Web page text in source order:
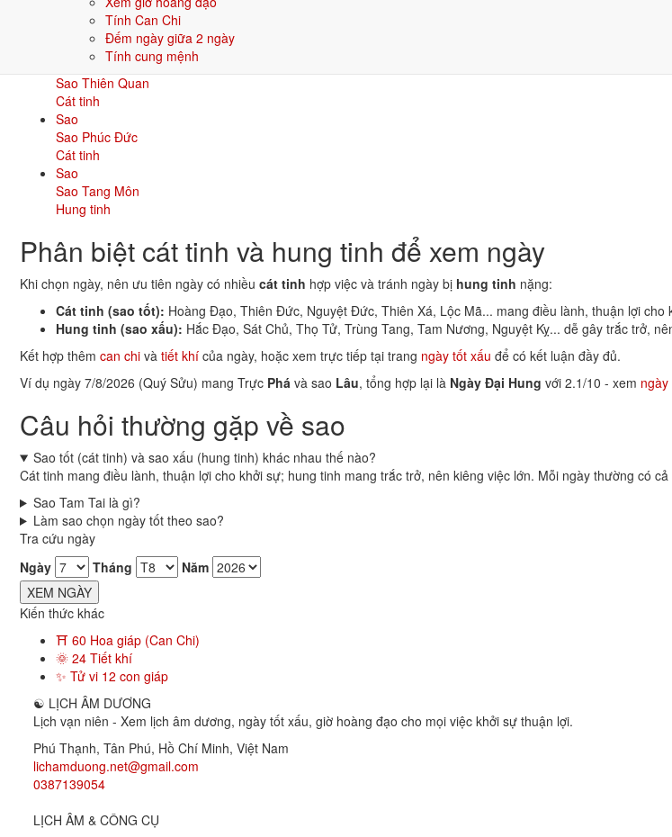
Tính Can Chi
Đếm ngày giữa 2 ngày
Tính cung mệnh
Sao Tam Tai
Hung tinh
Sao Thiên Quan
Cát tinh
Sao
Sao Phúc Đức
Cát tinh
Sao
Sao Tang Môn
Hung tinh
Phân biệt cát tinh và hung tinh để xem ngày
Khi chọn ngày, nên ưu tiên ngày có nhiều cát tinh hợp việc và tránh ngày bị hung tinh nặng:
Cát tinh (sao tốt): Hoàng Đạo, Thiên Đức, Nguyệt Đức, Thiên Xá, Lộc Mã... mang điều lành, thuận lợi cho
Hung tinh (sao xấu): Hắc Đạo, Sát Chủ, Thọ Tử, Trùng Tang, Tam Nương, Nguyệt Kỵ... dễ gây trắc trở,
Kết hợp thêm can chi và tiết khí của ngày, hoặc xem trực tiếp tại trang ngày tốt xấu để có kết luận đầy đủ.
Ví dụ ngày 7/8/2026 (Quý Sửu) mang Trực Phá và sao Lâu, tổng hợp lại là Ngày Đại Hung với 2.1/10 - xem
Câu hỏi thường gặp về sao
Sao tốt (cát tinh) và sao xấu (hung tinh) khác nhau thế nào?
Cát tinh mang điều lành, thuận lợi cho khởi sự; hung tinh mang trắc trở, nên kiêng việc lớn. Mỗi ngày thường có
Sao Tam Tai là gì?
Làm sao chọn ngày tốt theo sao?
Tra cứu ngày
Ngày
Tháng
Năm
XEM NGÀY
Kiến thức khác
⛩ 60 Hoa giáp (Can Chi)
🌞 24 Tiết khí
✨ Tử vi 12 con giáp
☯ LỊCH ÂM DƯƠNG
Lịch vạn niên - Xem lịch âm dương, ngày tốt xấu, giờ hoàng đạo cho mọi việc khởi sự thuận lợi.
Phú Thạnh, Tân Phú, Hồ Chí Minh, Việt Nam
lichamduong.net@gmail.com
0387139054
LỊCH ÂM & CÔNG CỤ